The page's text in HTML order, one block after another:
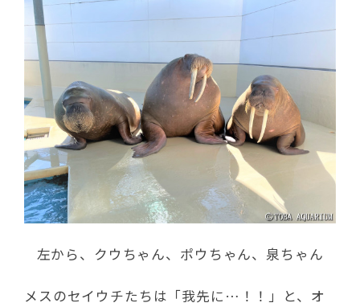
左から、クウちゃん、ポウちゃん、泉ちゃん
メスのセイウチたちは「我先に…！！」と、オ